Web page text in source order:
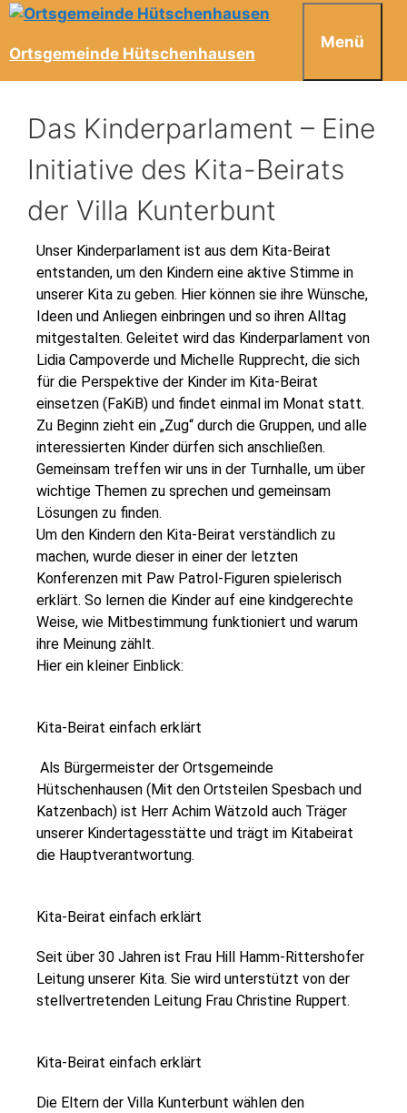
Ortsgemeinde Hütschenhausen
Menü
Das Kinderparlament – Eine
Initiative des Kita-Beirats
der Villa Kunterbunt
Unser Kinderparlament ist aus dem Kita-Beirat
entstanden, um den Kindern eine aktive Stimme in
unserer Kita zu geben. Hier können sie ihre Wünsche,
Ideen und Anliegen einbringen und so ihren Alltag
mitgestalten. Geleitet wird das Kinderparlament von
Lidia Campoverde und Michelle Rupprecht, die sich
für die Perspektive der Kinder im Kita-Beirat
einsetzen (FaKiB) und findet einmal im Monat statt.
Zu Beginn zieht ein „Zug“ durch die Gruppen, und alle
interessierten Kinder dürfen sich anschließen.
Gemeinsam treffen wir uns in der Turnhalle, um über
wichtige Themen zu sprechen und gemeinsam
Lösungen zu finden.
Um den Kindern den Kita-Beirat verständlich zu
machen, wurde dieser in einer der letzten
Konferenzen mit Paw Patrol-Figuren spielerisch
erklärt. So lernen die Kinder auf eine kindgerechte
Weise, wie Mitbestimmung funktioniert und warum
ihre Meinung zählt.
Hier ein kleiner Einblick:
Kita-Beirat einfach erklärt
Als Bürgermeister der Ortsgemeinde
Hütschenhausen (Mit den Ortsteilen Spesbach und
Katzenbach) ist Herr Achim Wätzold auch Träger
unserer Kindertagesstätte und trägt im Kitabeirat
die Hauptverantwortung.
Kita-Beirat einfach erklärt
Seit über 30 Jahren ist Frau Hill Hamm-Rittershofer
Leitung unserer Kita. Sie wird unterstützt von der
stellvertretenden Leitung Frau Christine Ruppert.
Kita-Beirat einfach erklärt
Die Eltern der Villa Kunterbunt wählen den